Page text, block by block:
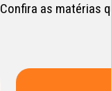
Confira as matérias